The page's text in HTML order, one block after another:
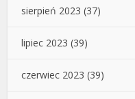
sierpień 2023 (37)
lipiec 2023 (39)
czerwiec 2023 (39)